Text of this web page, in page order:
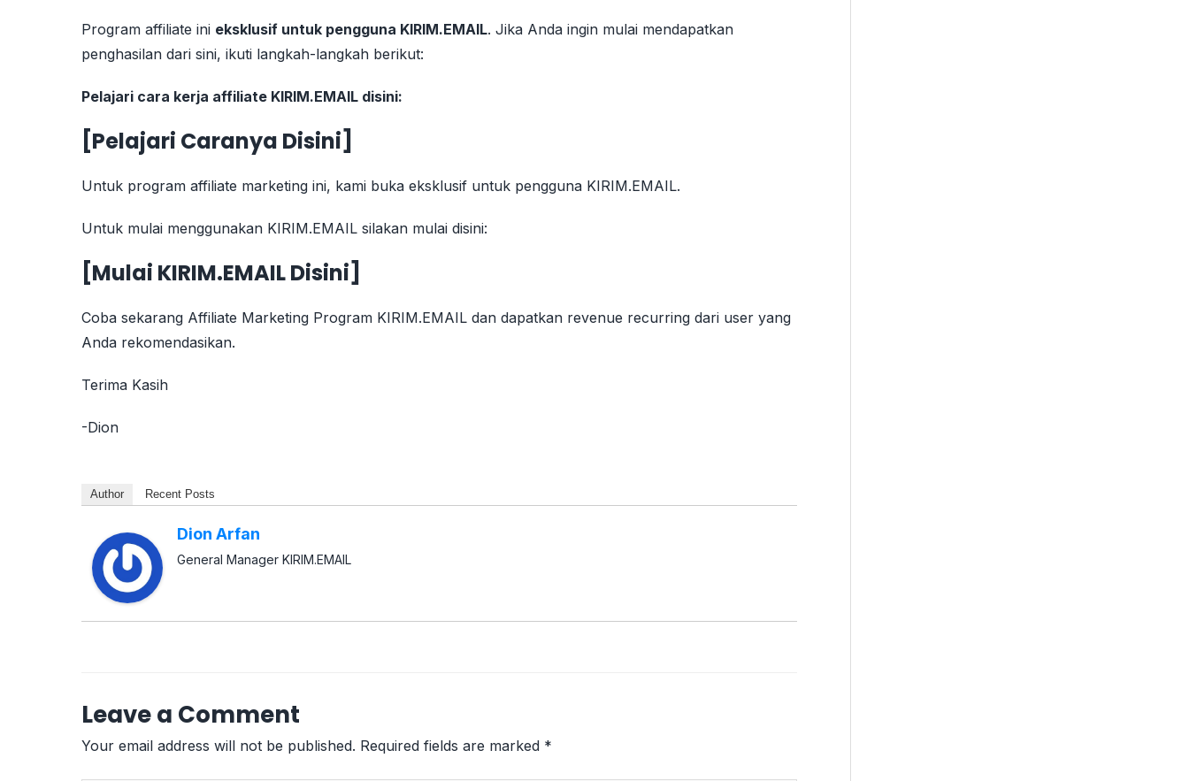
Program affiliate ini eksklusif untuk pengguna KIRIM.EMAIL. Jika Anda ingin mulai mendapatkan
penghasilan dari sini, ikuti langkah-langkah berikut:
Pelajari cara kerja affiliate KIRIM.EMAIL disini:
[Pelajari Caranya Disini]
Untuk program affiliate marketing ini, kami buka eksklusif untuk pengguna KIRIM.EMAIL.
Untuk mulai menggunakan KIRIM.EMAIL silakan mulai disini:
[Mulai KIRIM.EMAIL Disini]
Coba sekarang Affiliate Marketing Program KIRIM.EMAIL dan dapatkan revenue recurring dari user yang
Anda rekomendasikan.
Terima Kasih
-Dion
Author Recent Posts
Dion Arfan
General Manager KIRIM.EMAIL
Leave a Comment
Your email address will not be published. Required fields are marked *